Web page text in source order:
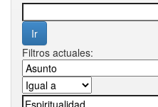
Filtros actuales: